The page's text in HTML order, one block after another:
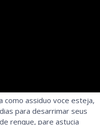
como assiduo voce esteja,
para desarrimar seus
renque, pare astucia